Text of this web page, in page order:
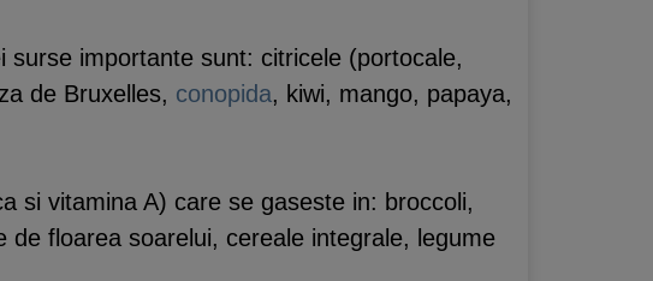
importante sunt: citricele (portocale,
de Bruxelles, conopida, kiwi, mango, papaya,
si vitamina A) care se gaseste in: broccoli,
floarea soarelui, cereale integrale, legume